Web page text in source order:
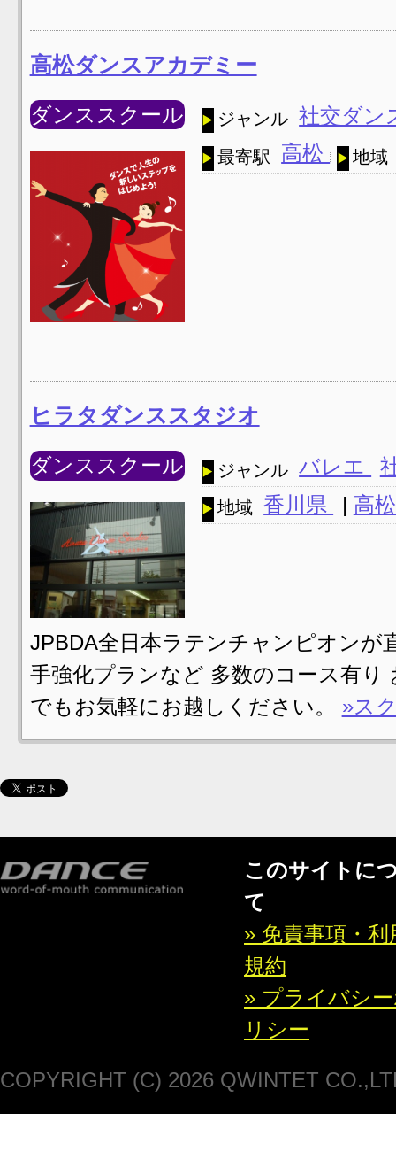
高松ダンスアカデミー
ダンススクール ジャンル 社交ダン
最寄駅 高松 地域
ヒラタダンススタジオ
ダンススクール ジャンル バレエ
地域 香川県 | 高
JPBDA全日本ラテンチャンピオンが
手強化プランなど 多数のコース有り
でもお気軽にお越しください。 »ス
このサイトに
て
» 免責事項・利
規約
» プライバシ
リシー
COPYRIGHT (C) 2026 QWINTET